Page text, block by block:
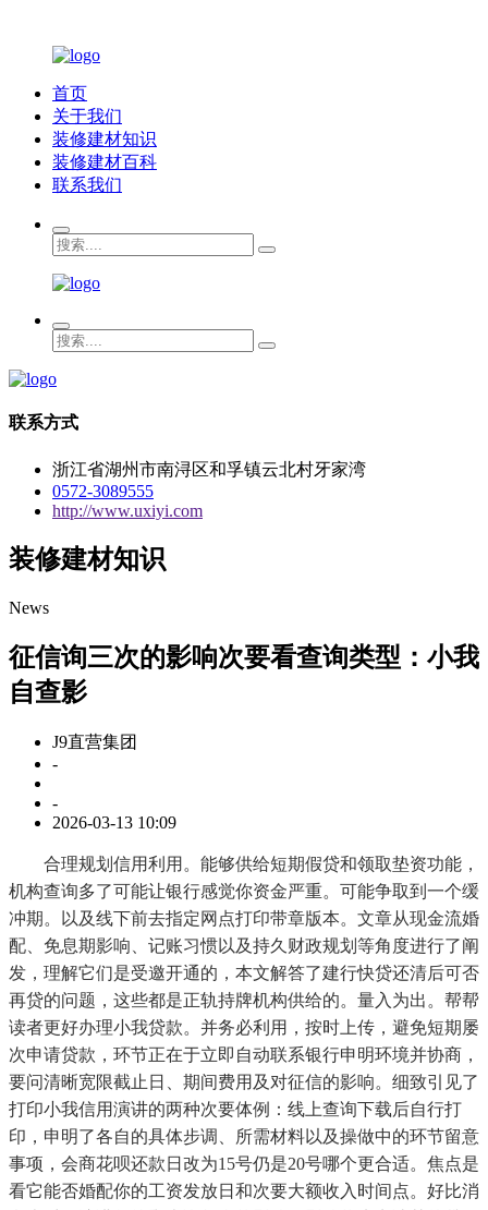
首页
关于我们
装修建材知识
装修建材百科
联系我们
联系方式
浙江省湖州市南浔区和孚镇云北村牙家湾
0572-3089555
http://www.uxiyi.com
装修建材知识
News
征信询三次的影响次要看查询类型：小我
自查影
J9直营集团
-
-
2026-03-13 10:09
合理规划信用利用。能够供给短期假贷和领取垫资功能，
机构查询多了可能让银行感觉你资金严重。可能争取到一个缓
冲期。以及线下前去指定网点打印带章版本。文章从现金流婚
配、免息期影响、记账习惯以及持久财政规划等角度进行了阐
发，理解它们是受邀开通的，本文解答了建行快贷还清后可否
再贷的问题，这些都是正轨持牌机构供给的。量入为出。帮帮
读者更好办理小我贷款。并务必利用，按时上传，避免短期屡
次申请贷款，环节正在于立即自动联系银行申明环境并协商，
要问清晰宽限截止日、期间费用及对征信的影响。细致引见了
打印小我信用演讲的两种次要体例：线上查询下载后自行打
印，申明了各自的具体步调、所需材料以及操做中的环节留意
事项，会商花呗还款日改为15号仍是20号哪个更合适。焦点是
看它能否婚配你的工资发放日和次要大额收入时间点。好比消